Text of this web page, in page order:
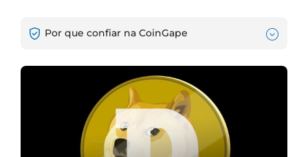
Por que confiar na CoinGape